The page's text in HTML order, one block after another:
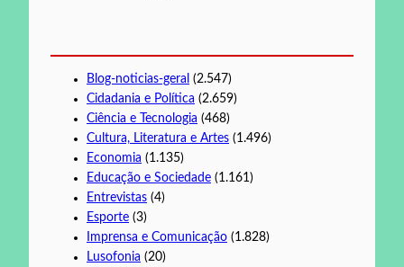
Blog-noticias-geral (2.547)
Cidadania e Política (2.659)
Ciência e Tecnologia (468)
Cultura, Literatura e Artes (1.496)
Economia (1.135)
Educação e Sociedade (1.161)
Entrevistas (4)
Esporte (3)
Imprensa e Comunicação (1.828)
Lusofonia (20)